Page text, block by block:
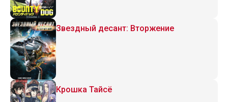
Звездный десант: Вторжение
Крошка Тайсё